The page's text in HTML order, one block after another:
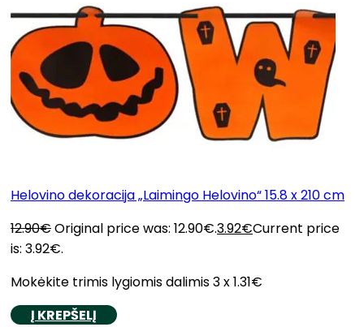
Helovino dekoracija „Laimingo Helovino“ 15.8 x 210 cm
12.90€Original price was: 12.90€.3.92€Current price
is: 3.92€.
Mokėkite trimis lygiomis dalimis 3 x 1.31€
Į KREPŠELĮ